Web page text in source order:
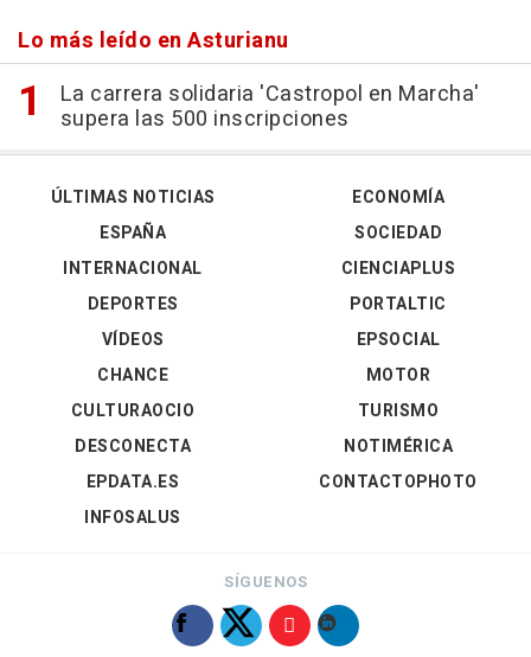
Lo más leído en Asturianu
La carrera solidaria 'Castropol en Marcha'
supera las 500 inscripciones
ÚLTIMAS NOTICIAS
ESPAÑA
INTERNACIONAL
DEPORTES
VÍDEOS
ECONOMÍA
SOCIEDAD
CIENCIAPLUS
PORTALTIC
EPSOCIAL
CHANCE
CULTURAOCIO
DESCONECTA
EPDATA.ES
INFOSALUS
MOTOR
TURISMO
NOTIMÉRICA
CONTACTOPHOTO
SÍGUENOS